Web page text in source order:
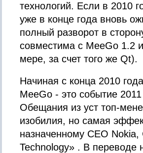
технологий. Если в 2010
уже в конце года вновь
полный разворот в
совместима с MeeGo 1.2
мере, за счет того же Qt).
Начиная с конца 2010
MeeGo - это событие
Обещания из уст топ-
изобилия, но самая
назначенному CEO
Technology» . В переводе